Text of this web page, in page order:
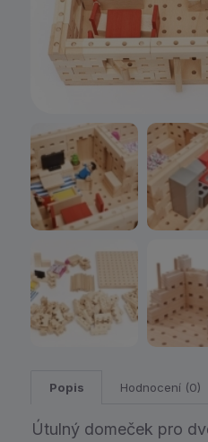
Popis Hodnocení (0)
Útulný domeček pro